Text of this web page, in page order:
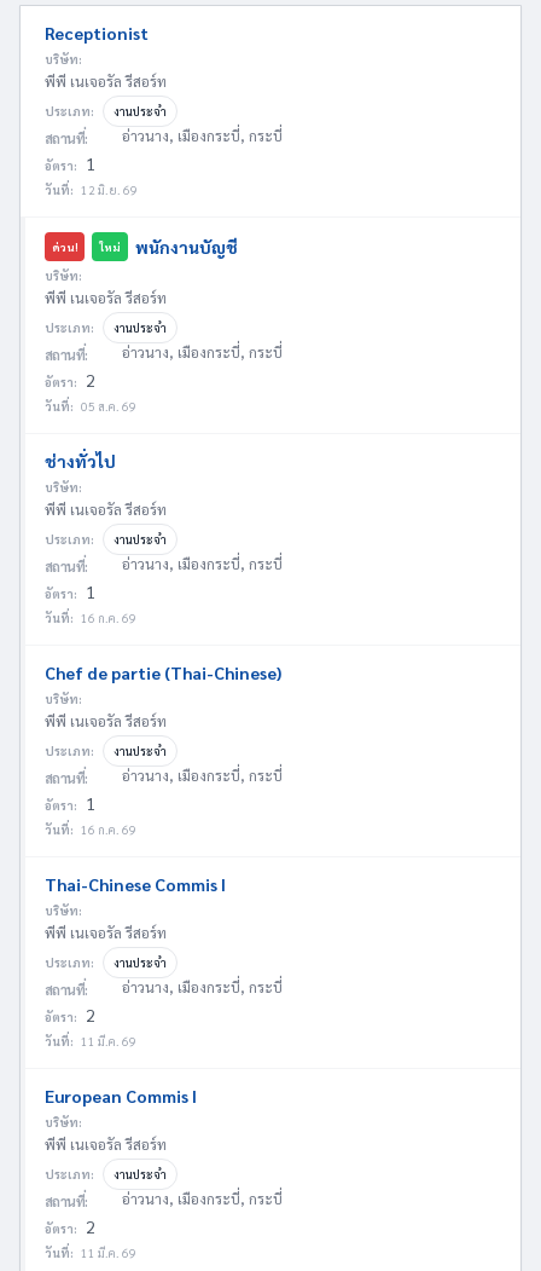
Receptionist
บริษัท:
พีพี เนเจอรัล รีสอร์ท
ประเภท: งานประจำ
สถานที่: อ่าวนาง, เมืองกระบี่, กระบี่
อัตรา: 1
วันที่: 12 มิ.ย. 69
ด่วน! ใหม่ พนักงานบัญชี
บริษัท:
พีพี เนเจอรัล รีสอร์ท
ประเภท: งานประจำ
สถานที่: อ่าวนาง, เมืองกระบี่, กระบี่
อัตรา: 2
วันที่: 05 ส.ค. 69
ช่างทั่วไป
บริษัท:
พีพี เนเจอรัล รีสอร์ท
ประเภท: งานประจำ
สถานที่: อ่าวนาง, เมืองกระบี่, กระบี่
อัตรา: 1
วันที่: 16 ก.ค. 69
Chef de partie (Thai-Chinese)
บริษัท:
พีพี เนเจอรัล รีสอร์ท
ประเภท: งานประจำ
สถานที่: อ่าวนาง, เมืองกระบี่, กระบี่
อัตรา: 1
วันที่: 16 ก.ค. 69
Thai-Chinese Commis I
บริษัท:
พีพี เนเจอรัล รีสอร์ท
ประเภท: งานประจำ
สถานที่: อ่าวนาง, เมืองกระบี่, กระบี่
อัตรา: 2
วันที่: 11 มี.ค. 69
European Commis I
บริษัท:
พีพี เนเจอรัล รีสอร์ท
ประเภท: งานประจำ
สถานที่: อ่าวนาง, เมืองกระบี่, กระบี่
อัตรา: 2
วันที่: 11 มี.ค. 69